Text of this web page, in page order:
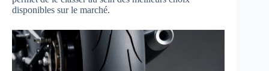
disponibles sur le marché.